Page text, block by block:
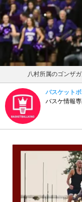
八村所属のゴンザ
バスケット
バスケ情報